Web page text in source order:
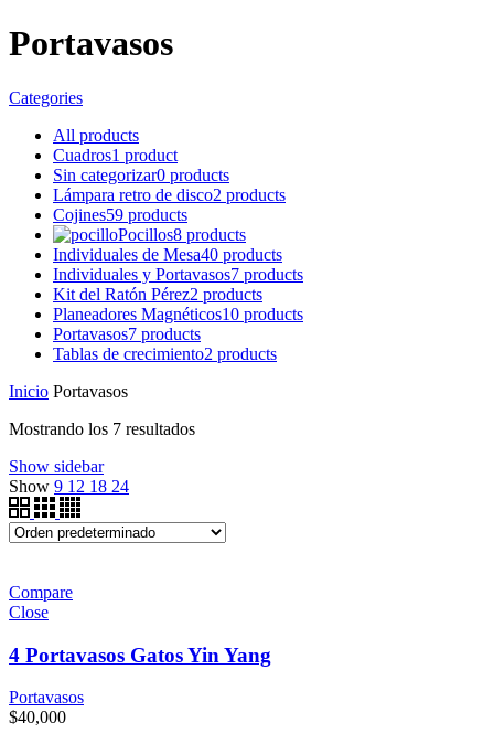
Portavasos
Categories
All products
Cuadros1 product
Sin categorizar0 products
Lámpara retro de disco2 products
Cojines59 products
Pocillos8 products
Individuales de Mesa40 products
Individuales y Portavasos7 products
Kit del Ratón Pérez2 products
Planeadores Magnéticos10 products
Portavasos7 products
Tablas de crecimiento2 products
Inicio Portavasos
Mostrando los 7 resultados
Show sidebar
Show 9 12 18 24
Compare
Close
4 Portavasos Gatos Yin Yang
Portavasos
$40,000